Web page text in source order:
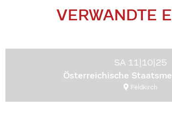
VERWANDTE
SA 11|10|25
Österreichische
Feldkirch